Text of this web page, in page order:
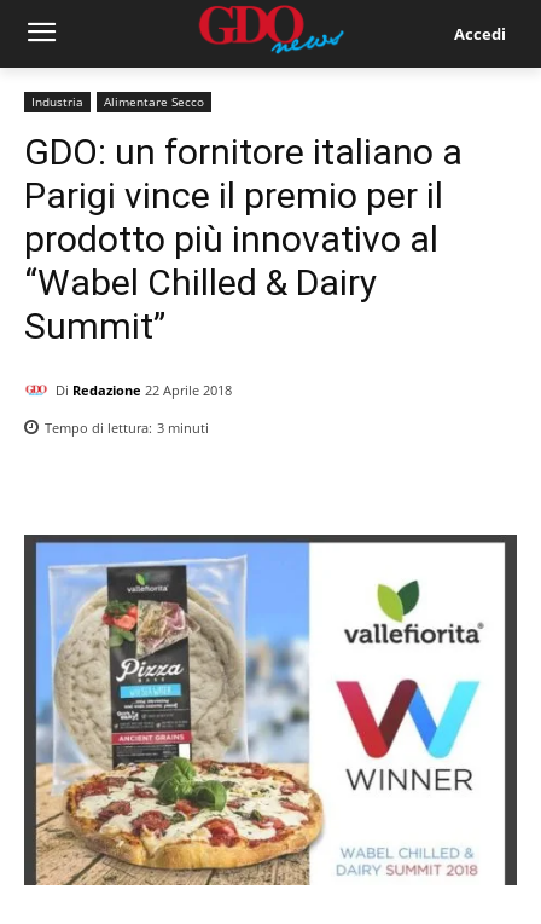
Accedi
Industria Alimentare Secco
GDO: un fornitore italiano a
Parigi vince il premio per il
prodotto più innovativo al
“Wabel Chilled & Dairy
Summit”
Di Redazione 22 Aprile 2018
Tempo di lettura: 3 minuti